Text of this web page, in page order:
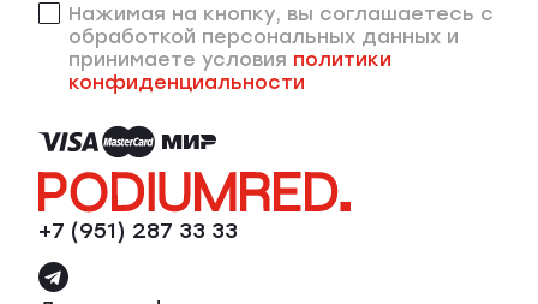
+7 (951) 287 33 33
Нажимая на кнопку, вы соглашаетесь с
обработкой персональных данных и
принимаете условия политики
конфиденциальности